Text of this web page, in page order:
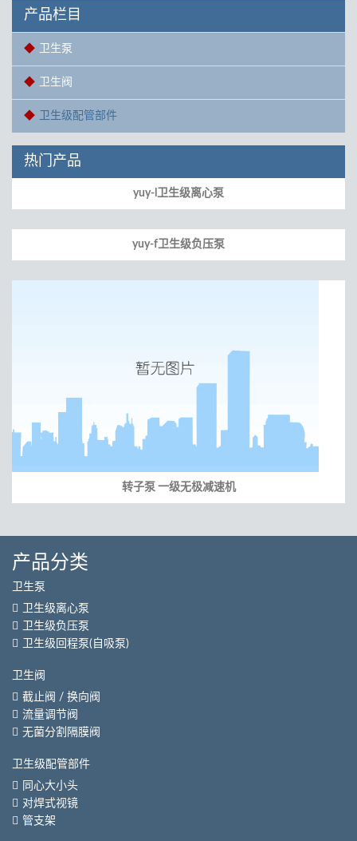
产品栏目
卫生泵
卫生阀
卫生级配管部件
热门产品
yuy-l卫生级离心泵
yuy-f卫生级负压泵
转子泵 一级无极减速机
产品分类
卫生泵
卫生级离心泵
卫生级负压泵
卫生级回程泵(自吸泵)
卫生阀
截止阀 / 换向阀
流量调节阀
无菌分割隔膜阀
卫生级配管部件
同心大小头
对焊式视镜
管支架